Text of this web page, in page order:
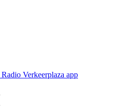
Radio Verkeerplaza app